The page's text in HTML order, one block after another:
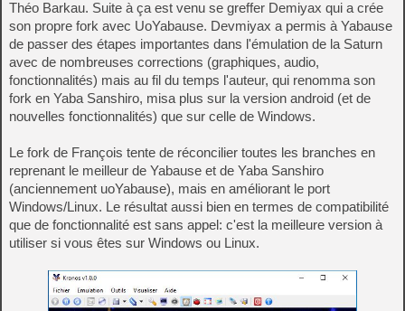
Théo Barkau. Suite à ça est venu se greffer Demiyax qui a crée
son propre fork avec UoYabause. Devmiyax a permis à Yabause
de passer des étapes importantes dans l'émulation de la Saturn
avec de nombreuses corrections (graphiques, audio,
fonctionnalités) mais au fil du temps l'auteur, qui renomma son
fork en Yaba Sanshiro, misa plus sur la version android (et de
nouvelles fonctionnalités) que sur celle de Windows.
Le fork de François tente de réconcilier toutes les branches en
reprenant le meilleur de Yabause et de Yaba Sanshiro
(anciennement uoYabause), mais en améliorant le port
Windows/Linux. Le résultat aussi bien en termes de compatibilité
que de fonctionnalité est sans appel: c'est la meilleure version à
utiliser si vous êtes sur Windows ou Linux.